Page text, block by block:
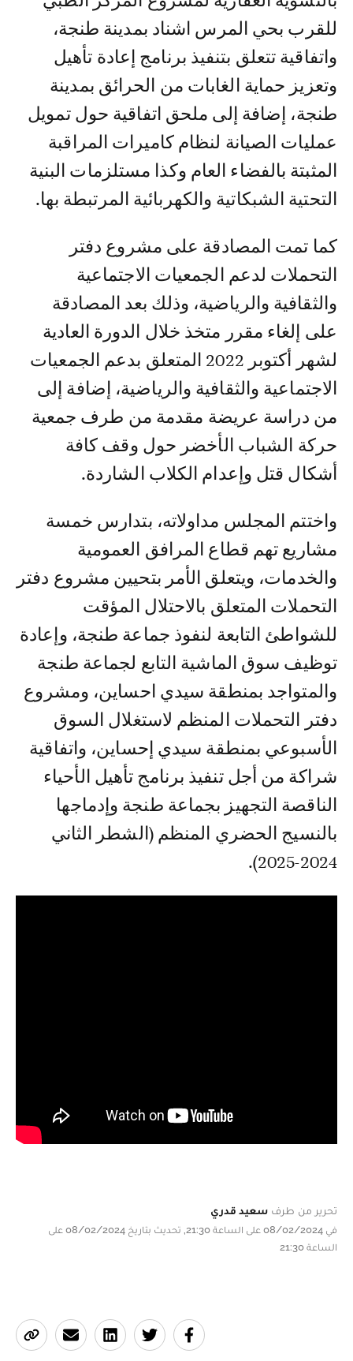
للقرب بحي المرس اشناد بمدينة طنجة،
واتفاقية تتعلق بتنفيذ برنامج إعادة تأهيل
وتعزيز حماية الغابات من الحرائق بمدينة
طنجة، إضافة إلى ملحق اتفاقية حول تمويل
عمليات الصيانة لنظام كاميرات المراقبة
المثبتة بالفضاء العام وكذا مستلزمات البنية
التحتية الشبكاتية والكهربائية المرتبطة بها.
كما تمت المصادقة على مشروع دفتر
التحملات لدعم الجمعيات الاجتماعية
والثقافية والرياضية، وذلك بعد المصادقة
على إلغاء مقرر متخذ خلال الدورة العادية
لشهر أكتوبر 2022 المتعلق بدعم الجمعيات
الاجتماعية والثقافية والرياضية، إضافة إلى
من دراسة عريضة مقدمة من طرف جمعية
حركة الشباب الأخضر حول وقف كافة
أشكال قتل وإعدام الكلاب الشاردة.
واختتم المجلس مداولاته، بتدارس خمسة
مشاريع تهم قطاع المرافق العمومية
والخدمات، ويتعلق الأمر بتحيين مشروع دفتر
التحملات المتعلق بالاحتلال المؤقت
للشواطئ التابعة لنفوذ جماعة طنجة، وإعادة
توظيف سوق الماشية التابع لجماعة طنجة
والمتواجد بمنطقة سيدي احساين، ومشروع
دفتر التحملات المنظم لاستغلال السوق
الأسبوعي بمنطقة سيدي إحساين، واتفاقية
شراكة من أجل تنفيذ برنامج تأهيل الأحياء
الناقصة التجهيز بجماعة طنجة وإدماجها
بالنسيج الحضري المنظم (الشطر الثاني
2024-2025).
تحرير من طرف سعيد قدري
في 08/02/2024 على الساعة 21:30, تحديث بتاريخ 08/02/2024 على
الساعة 21:30